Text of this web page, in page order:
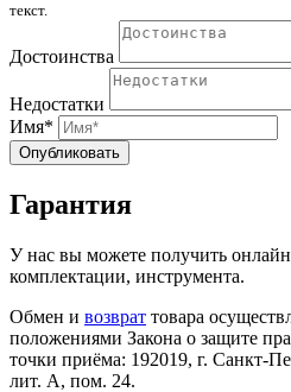
текст.
Достоинства
Недостатки
Имя*
Опубликовать
Гарантия
У нас вы можете получить
комплектации, инструмента.
Обмен и возврат товара
положениями Закона о защите
точки приёма: 192019, г. Санкт-
лит. А, пом. 24.